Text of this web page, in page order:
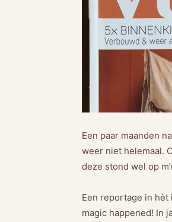
Een paar maanden
weer niet helemaal.
deze stond wel op
Een reportage in hèt
magic happened! In